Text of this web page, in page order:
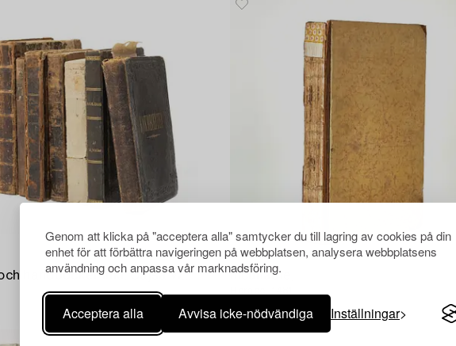
Genom att klicka på "acceptera alla" samtycker du till lagring av cookies på din
enhet för att förbättra navigeringen på webbplatsen, analysera webbplatsens
användning och anpassa vår marknadsföring.
Acceptera alla Avvisa icke-nödvändiga Inställningar
Åtta kok- och handböcker inkl. Cajsa Warg, Incunable,